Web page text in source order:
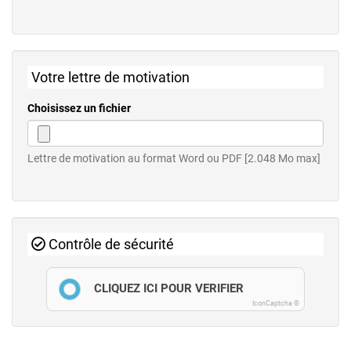
Votre lettre de motivation
Choisissez un fichier
Lettre de motivation au format Word ou PDF [2.048 Mo max]
Contrôle de sécurité
IconCaptcha ©
CLIQUEZ ICI POUR VÉRIFIER